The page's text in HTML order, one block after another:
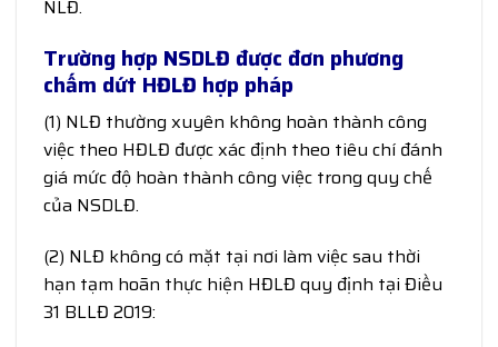
NLĐ.
Trường hợp NSDLĐ được đơn phương
chấm dứt HĐLĐ hợp pháp
(1) NLĐ thường xuyên không hoàn thành công
việc theo HĐLĐ được xác định theo tiêu chí đánh
giá mức độ hoàn thành công việc trong quy chế
của NSDLĐ.
(2) NLĐ không có mặt tại nơi làm việc sau thời
hạn tạm hoãn thực hiện HĐLĐ quy định tại Điều
31 BLLĐ 2019: